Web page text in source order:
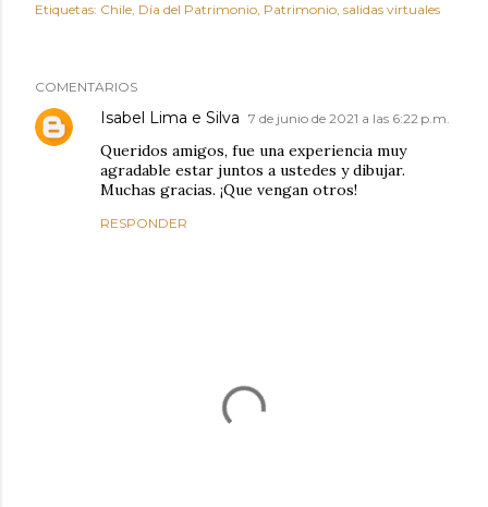
Etiquetas: Chile Día del Patrimonio Patrimonio salidas virtuales
COMENTARIOS
Isabel Lima e Silva 7 de junio de 2021 a las 6:22 p.m.
Queridos amigos, fue una experiencia muy
agradable estar juntos a ustedes y dibujar.
Muchas gracias. ¡Que vengan otros!
RESPONDER